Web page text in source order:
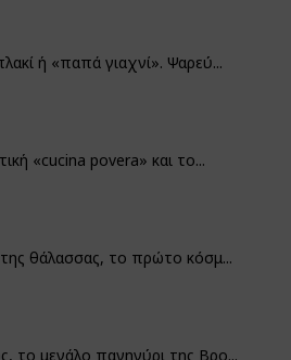
ή «παπά γιαχνί». Ψαρεύ...
«cucina povera» και το...
της θάλασσας, το πρώτο κόσμ...
το μεγάλο πανηγύρι της Βρο...